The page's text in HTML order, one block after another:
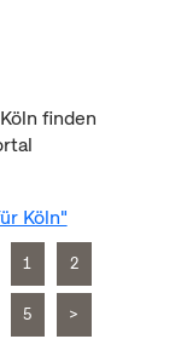
finden
Köln"
1 2
5 >